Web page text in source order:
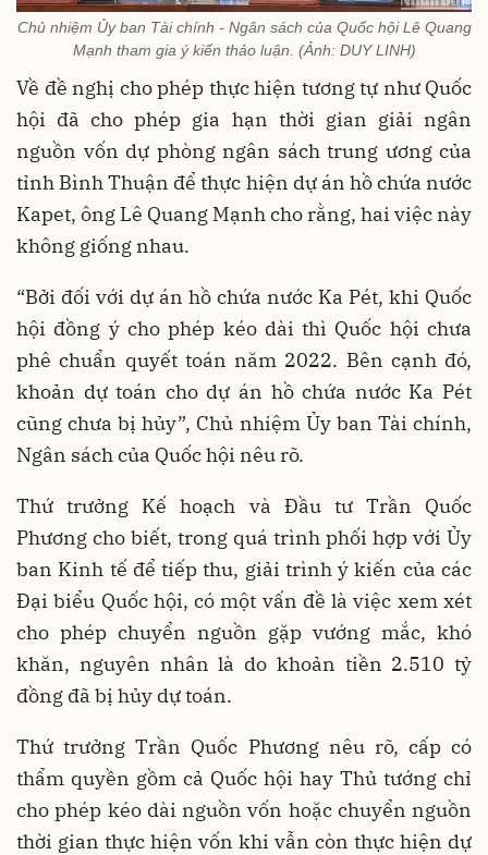
Chủ nhiệm Ủy ban Tài chính - Ngân sách của Quốc hội Lê Quang
Mạnh tham gia ý kiến thảo luận. (Ảnh: DUY LINH)
Về đề nghị cho phép thực hiện tương tự như Quốc
hội đã cho phép gia hạn thời gian giải ngân
nguồn vốn dự phòng ngân sách trung ương của
tỉnh Bình Thuận để thực hiện dự án hồ chứa nước
Kapet, ông Lê Quang Mạnh cho rằng, hai việc này
không giống nhau.
“Bởi đối với dự án hồ chứa nước Ka Pét, khi Quốc
hội đồng ý cho phép kéo dài thì Quốc hội chưa
phê chuẩn quyết toán năm 2022. Bên cạnh đó,
khoản dự toán cho dự án hồ chứa nước Ka Pét
cũng chưa bị hủy”, Chủ nhiệm Ủy ban Tài chính,
Ngân sách của Quốc hội nêu rõ.
Thứ trưởng Kế hoạch và Đầu tư Trần Quốc
Phương cho biết, trong quá trình phối hợp với Ủy
ban Kinh tế để tiếp thu, giải trình ý kiến của các
Đại biểu Quốc hội, có một vấn đề là việc xem xét
cho phép chuyển nguồn gặp vướng mắc, khó
khăn, nguyên nhân là do khoản tiền 2.510 tỷ
đồng đã bị hủy dự toán.
Thứ trưởng Trần Quốc Phương nêu rõ, cấp có
thẩm quyền gồm cả Quốc hội hay Thủ tướng chỉ
cho phép kéo dài nguồn vốn hoặc chuyển nguồn
thời gian thực hiện vốn khi vẫn còn thực hiện dự